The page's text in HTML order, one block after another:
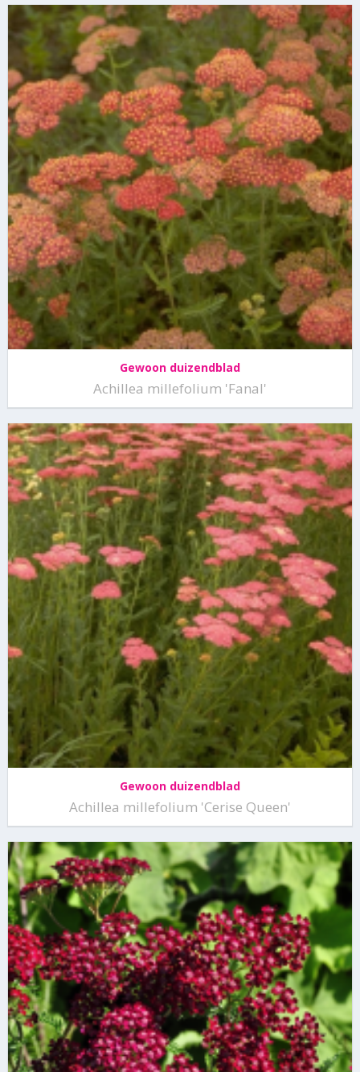
Gewoon duizendblad
Achillea millefolium 'Fanal'
Gewoon duizendblad
Achillea millefolium 'Cerise Queen'